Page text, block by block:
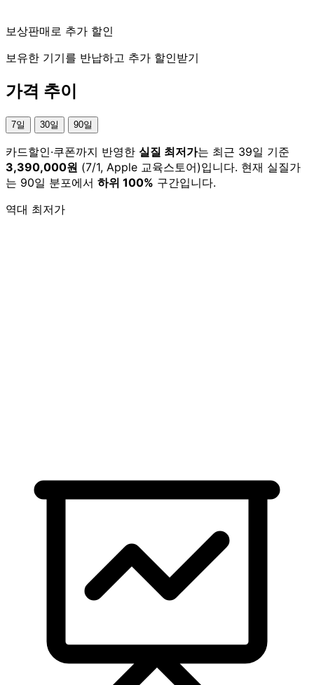
보상판매로 추가 할인
보유한 기기를 반납하고 추가 할인받기
가격 추이
7일 30일 90일
카드할인·쿠폰까지 반영한 실질 최저가는 최근 39일 기준
3,390,000원 (7/1, Apple 교육스토어)입니다. 현재 실질가
는 90일 분포에서 하위 100% 구간입니다.
역대 최저가